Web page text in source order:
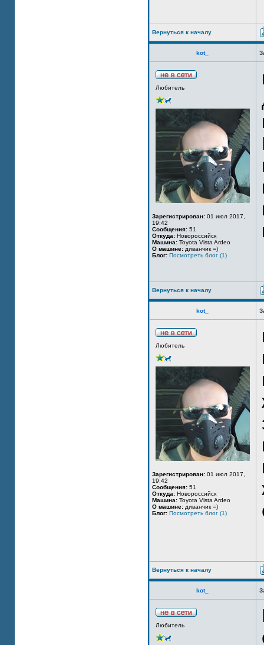
Вернуться к началу
kot_
Любитель
Зарегистрирован: 01 июл 2017,
19:42
Сообщения: 51
Откуда: Новороссийск
Машина: Toyota Vista Ardeo
О машине: диванчик =)
Блог: Посмотреть блог (1)
Вернуться к началу
kot_
Любитель
Зарегистрирован: 01 июл 2017,
19:42
Сообщения: 51
Откуда: Новороссийск
Машина: Toyota Vista Ardeo
О машине: диванчик =)
Блог: Посмотреть блог (1)
Вернуться к началу
kot_
Любитель